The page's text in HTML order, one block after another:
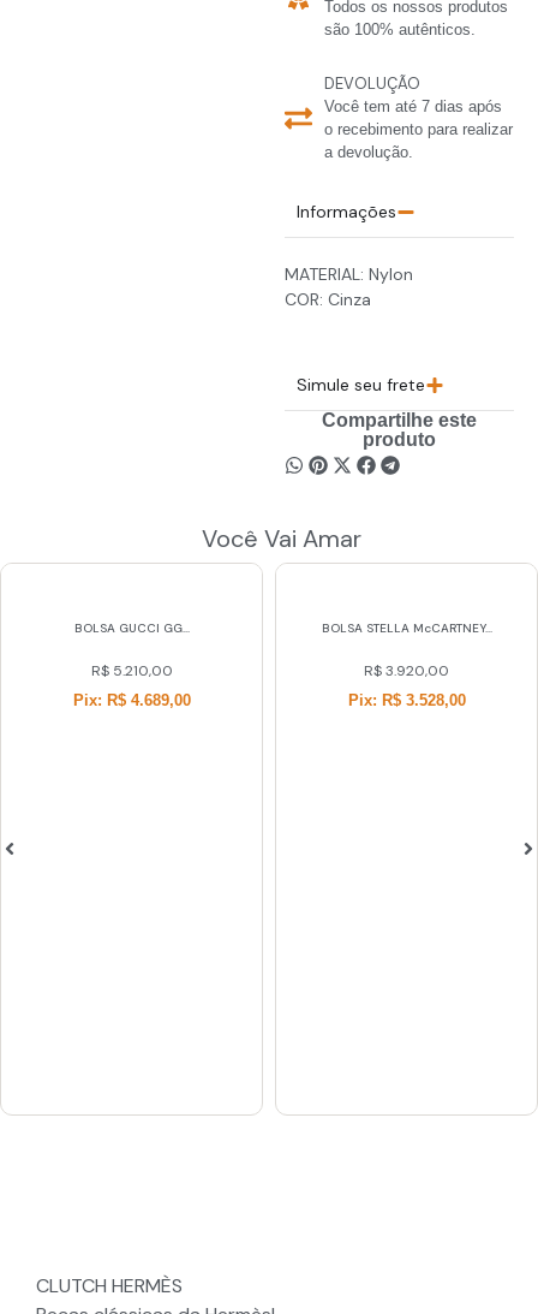
Todos os nossos produtos
são 100% autênticos.
DEVOLUÇÃO
Você tem até 7 dias após
o recebimento para realizar
a devolução.
Informações
MATERIAL: Nylon
COR: Cinza
Simule seu frete
Compartilhe este
produto
Você Vai Amar
BOLSA GUCCI GG...
R$5.210,00
Pix: R$ 4.689,00
BOLSA STELLA McCARTNEY...
R$3.920,00
Pix: R$ 3.528,00
CLUTCH HERMÈS